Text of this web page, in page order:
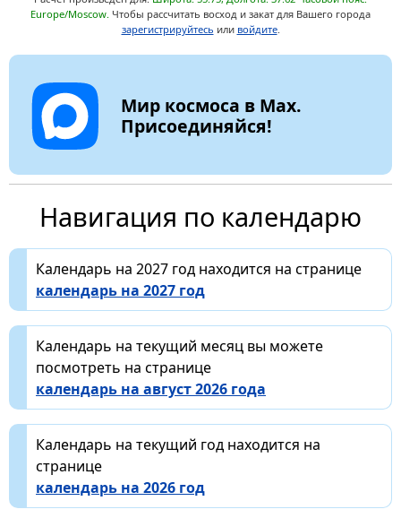
Europe/Moscow. Чтобы рассчитать восход и закат для Вашего города
зарегистрируйтесь или войдите.
Мир космоса в Max.
Присоединяйся!
Навигация по календарю
Календарь на 2027 год находится на странице
календарь на 2027 год
Календарь на текущий месяц вы можете
посмотреть на странице
календарь на август 2026 года
Календарь на текущий год находится на
странице
календарь на 2026 год